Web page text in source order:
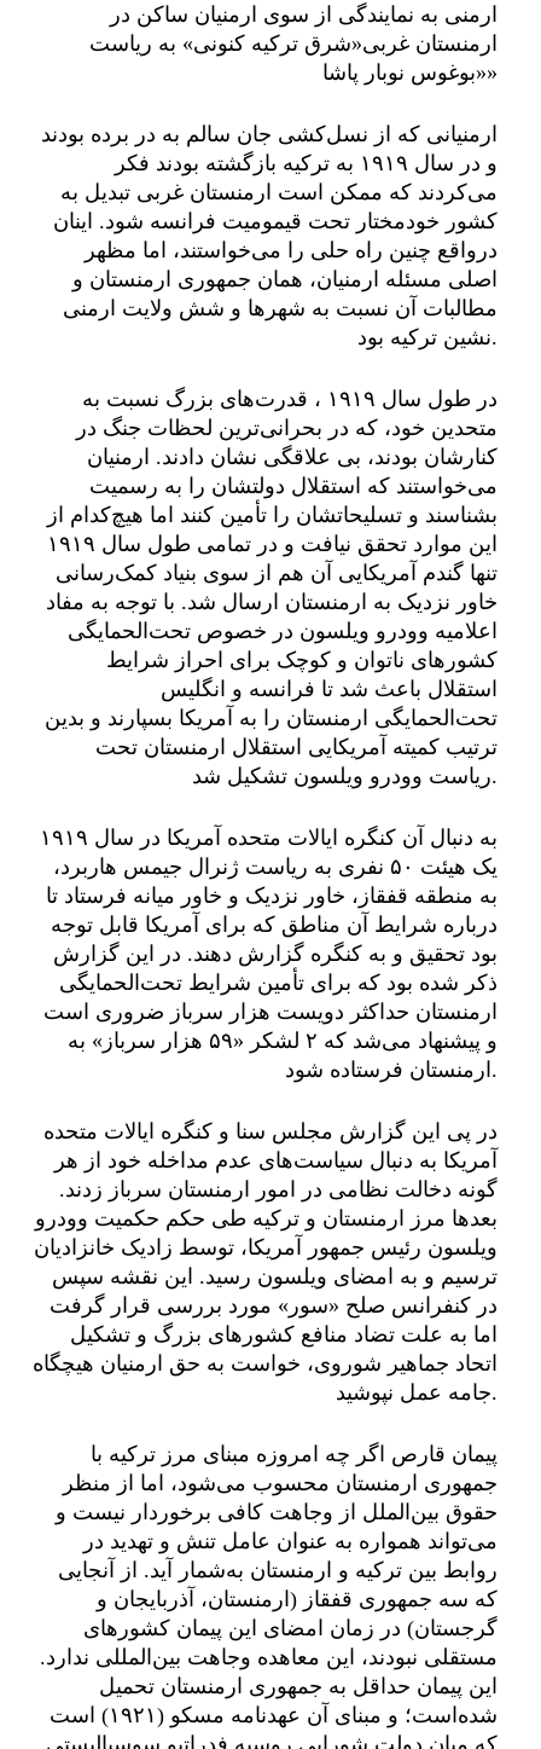
ارمنی به نمایندگی از سوی ارمنیان ساکن در
ارمنستان غربی«شرق ترکیه کنونی» به ریاست
«بوغوس نوبار پاشا»
ارمنیانی که از نسل‌کشی جان سالم به در برده بودند
و در سال ۱۹۱۹ به ترکیه بازگشته بودند فکر
می‌کردند که ممکن است ارمنستان غربی تبدیل به
کشور خودمختار تحت قیمومیت فرانسه شود. اینان
درواقع چنین راه حلی را می‌خواستند، اما مظهر
اصلی مسئله ارمنیان، همان جمهوری ارمنستان و
مطالبات آن نسبت به شهرها و شش ولایت ارمنی
نشین ترکیه بود.
در طول سال ۱۹۱۹ ، قدرت‌های بزرگ نسبت به
متحدین خود، که در بحرانی‌ترین لحظات جنگ در
کنارشان بودند، بی علاقگی نشان دادند. ارمنیان
می‌خواستند که استقلال دولتشان را به رسمیت
بشناسند و تسلیحاتشان را تأمین کنند اما هیچ‌کدام از
این موارد تحقق نیافت و در تمامی طول سال ۱۹۱۹
تنها گندم آمریکایی آن هم از سوی بنیاد کمک‌رسانی
خاور نزدیک به ارمنستان ارسال شد. با توجه به مفاد
اعلامیه وودرو ویلسون در خصوص تحت‌الحمایگی
کشورهای ناتوان و کوچک برای احراز شرایط
استقلال باعث شد تا فرانسه و انگلیس
تحت‌الحمایگی ارمنستان را به آمریکا بسپارند و بدین
ترتیب کمیته آمریکایی استقلال ارمنستان تحت
ریاست وودرو ویلسون تشکیل شد.
به دنبال آن کنگره ایالات متحده آمریکا در سال ۱۹۱۹
یک هیئت ۵۰ نفری به ریاست ژنرال جیمس هاربرد،
به منطقه قفقاز، خاور نزدیک و خاور میانه فرستاد تا
درباره شرایط آن مناطق که برای آمریکا قابل توجه
بود تحقیق و به کنگره گزارش دهند. در این گزارش
ذکر شده بود که برای تأمین شرایط تحت‌الحمایگی
ارمنستان حداکثر دویست هزار سرباز ضروری است
و پیشنهاد می‌شد که ۲ لشکر «۵۹ هزار سرباز» به
ارمنستان فرستاده شود.
در پی این گزارش مجلس سنا و کنگره ایالات متحده
آمریکا به دنبال سیاست‌های عدم مداخله خود از هر
گونه دخالت نظامی در امور ارمنستان سرباز زدند.
بعدها مرز ارمنستان و ترکیه طی حکم حکمیت وودرو
ویلسون رئیس جمهور آمریکا، توسط زادیک خانزادیان
ترسیم و به امضای ویلسون رسید. این نقشه سپس
در کنفرانس صلح «سور» مورد بررسی قرار گرفت
اما به علت تضاد منافع کشورهای بزرگ و تشکیل
اتحاد جماهیر شوروی، خواست به حق ارمنیان هیچگاه
جامه عمل نپوشید.
پیمان قارص اگر چه امروزه مبنای مرز ترکیه با
جمهوری ارمنستان محسوب می‌شود، اما از منظر
حقوق بین‌الملل از وجاهت کافی برخوردار نیست و
می‌تواند همواره به عنوان عامل تنش و تهدید در
روابط بین ترکیه و ارمنستان به‌شمار آید. از آنجایی
که سه جمهوری قفقاز (ارمنستان، آذربایجان و
گرجستان) در زمان امضای این پیمان کشورهای
مستقلی نبودند، این معاهده وجاهت بین‌المللی ندارد.
این پیمان حداقل به جمهوری ارمنستان تحمیل
شده‌است؛ و مبنای آن عهدنامه مسکو (۱۹۲۱) است